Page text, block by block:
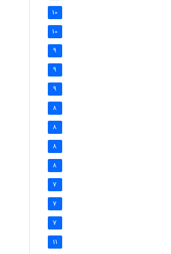
10
10
9
9
9
8
8
8
8
7
7
7
11